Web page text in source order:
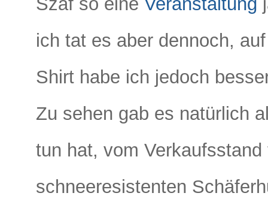
ich tat es aber dennoch,
Shirt habe ich jedoch
Zu sehen gab es natürlich
tun hat, vom
schneeresistenten